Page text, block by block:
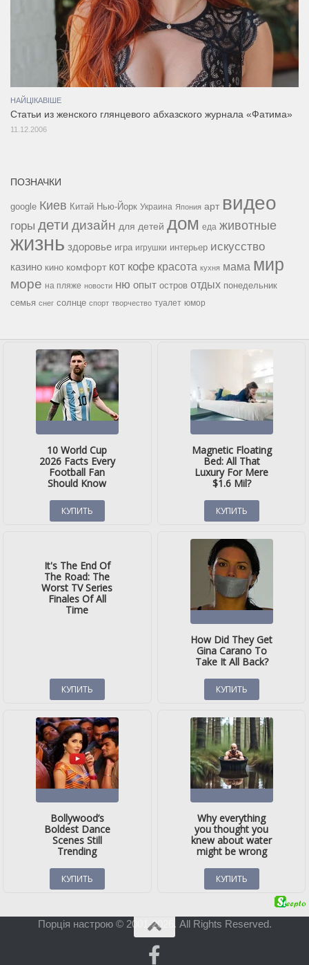
НАЙЦІКАВІШЕ
Статьи из женского глянцевого абхазского журнала «Фатима»
11.12.2006
ПОЗНАЧКИ
google Киев Китай Нью-Йорк Украина Япония арт видео
горы дети дизайн для детей дом еда животные
жизнь здоровье игра игрушки интерьер искусство
казино кино комфорт кот кофе красота кухня мама мир
море на пляже новости ню опыт остров отдых понедельник
семья снег солнце спорт творчество туалет юмор
Порція настрою © 2001-2026. All Rights Reserved.